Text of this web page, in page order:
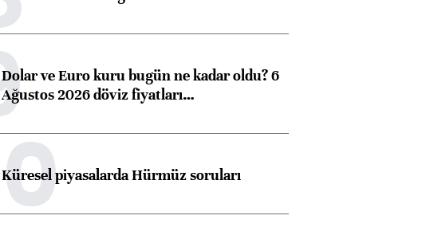
Dolar ve Euro kuru bugün ne kadar oldu? 6
Ağustos 2026 döviz fiyatları…
Küresel piyasalarda Hürmüz soruları